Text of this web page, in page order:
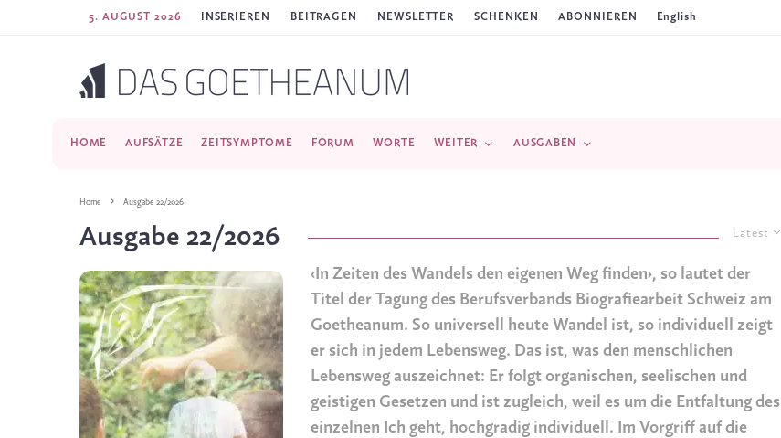
5. AUGUST 2026 INSERIEREN BEITRAGEN NEWSLETTER SCHENKEN ABONNIEREN English
HOME AUFSÄTZE ZEITSYMPTOME FORUM WORTE WEITER AUSGABEN
Home Ausgabe 22/2026
Latest
Ausgabe 22/2026
‹In Zeiten des Wandels den eigenen Weg finden›, so lautet der
Titel der Tagung des Berufsverbands Biografiearbeit Schweiz am
Goetheanum. So universell heute Wandel ist, so individuell zeigt
er sich in jedem Lebensweg. Das ist, was den menschlichen
Lebensweg auszeichnet: Er folgt organischen, seelischen und
geistigen Gesetzen und ist zugleich, weil es um die Entfaltung des
einzelnen Ich geht, hochgradig individuell. Im Vorgriff auf die